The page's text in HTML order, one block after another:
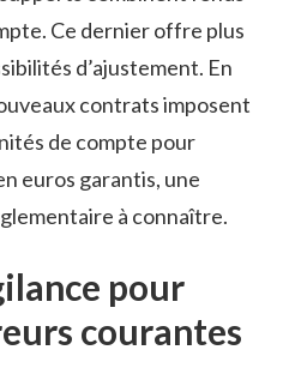
Ce dernier offre plus
d’ajustement. En
contrats imposent
de compte pour
euros garantis, une
à connaître.
pour
courantes